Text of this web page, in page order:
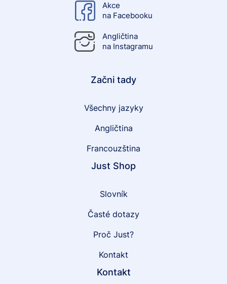
Akce
na Facebooku
Angličtina
na Instagramu
Začni tady
Všechny jazyky
Angličtina
Francouzština
Just Shop
Slovník
Časté dotazy
Proč Just?
Kontakt
Kontakt